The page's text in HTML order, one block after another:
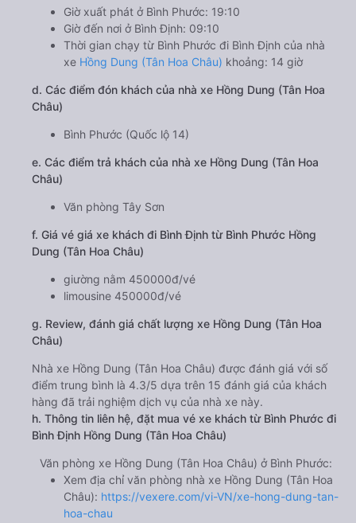
Giờ xuất phát ở Bình Phước: 19:10
Giờ đến nơi ở Bình Định: 09:10
Thời gian chạy từ Bình Phước đi Bình Định của nhà
xe Hồng Dung (Tân Hoa Châu) khoảng: 14 giờ
d. Các điểm đón khách của nhà xe Hồng Dung (Tân Hoa
Châu)
Bình Phước (Quốc lộ 14)
e. Các điểm trả khách của nhà xe Hồng Dung (Tân Hoa
Châu)
Văn phòng Tây Sơn
f. Giá vé giá xe khách đi Bình Định từ Bình Phước Hồng
Dung (Tân Hoa Châu)
giường nằm 450000đ/vé
limousine 450000đ/vé
g. Review, đánh giá chất lượng xe Hồng Dung (Tân Hoa
Châu)
Nhà xe Hồng Dung (Tân Hoa Châu) được đánh giá với số
điểm trung bình là 4.3/5 dựa trên 15 đánh giá của khách
hàng đã trải nghiệm dịch vụ của nhà xe này.
h. Thông tin liên hệ, đặt mua vé xe khách từ Bình Phước đi
Bình Định Hồng Dung (Tân Hoa Châu)
Văn phòng xe Hồng Dung (Tân Hoa Châu) ở Bình Phước:
Xem địa chỉ văn phòng nhà xe Hồng Dung (Tân Hoa
Châu): https://vexere.com/vi-VN/xe-hong-dung-tan-
hoa-chau